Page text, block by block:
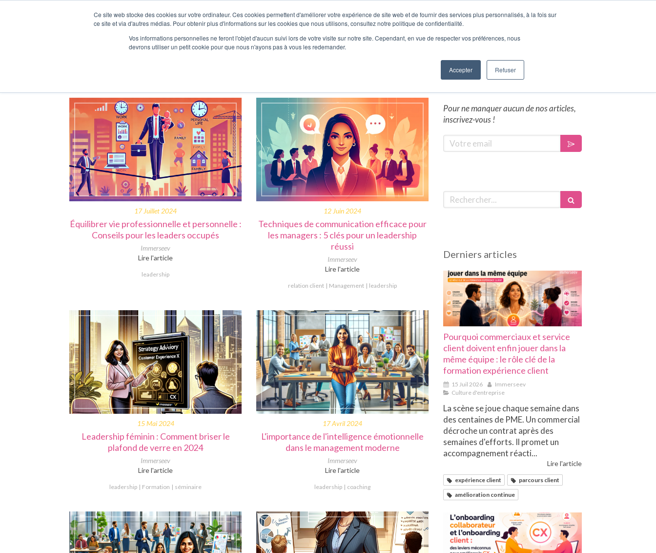
Ce site web stocke des cookies sur votre ordinateur. Ces cookies permettent d'améliorer votre expérience de site web et de fournir des services plus personnalisés, à la fois sur
ce site et via d'autres médias. Pour obtenir plus d'informations sur les cookies que nous utilisons, consultez notre politique de confidentialité.
Vos informations personnelles ne feront l'objet d'aucun suivi lors de votre visite sur notre site. Cependant, en vue de respecter vos préférences, nous
devrons utiliser un petit cookie pour que nous n'ayons pas à vous les redemander.
Accepter Refuser
Accueil Formations Coachings Séminaire Références clients
17 Juillet 2024
Équilibrer vie professionnelle et personnelle :
Conseils pour les leaders occupés
Immerseev
Lire l'article
leadership
12 Juin 2024
Techniques de communication efficace pour
les managers : 5 clés pour un leadership
réussi
Immerseev
Lire l'article
relation client Management leadership
15 Mai 2024
Leadership féminin : Comment briser le
plafond de verre en 2024
Immerseev
Lire l'article
leadership Formation séminaire
17 Avril 2024
L'importance de l'intelligence émotionnelle
dans le management moderne
Immerseev
Lire l'article
leadership coaching
Pour ne manquer aucun de nos articles,
inscrivez-vous !
Votre email
Rechercher
Derniers articles
Pourquoi commerciaux et service
client doivent enfin jouer dans la
même équipe : le rôle clé de la
formation expérience client
15 Juil 2026
Immerseev
Culture d'entreprise
La scène se joue chaque semaine dans
des centaines de PME. Un commercial
décroche un contrat après des
semaines d'efforts. Il promet un
accompagnement réacti...
Lire l'article
expérience client
parcours client
amélioration continue